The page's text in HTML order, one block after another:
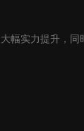
幅实力提升，同